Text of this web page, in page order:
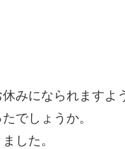
みになられますよ
でしょうか。
した。